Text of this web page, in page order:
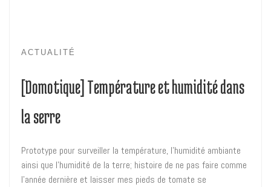
ACTUALITÉ
[Domotique] Température et humidité dans
la serre
Prototype pour surveiller la température, l’humidité ambiante
ainsi que l’humidité de la terre; histoire de ne pas faire comme
l’année dernière et laisser mes pieds de tomate se